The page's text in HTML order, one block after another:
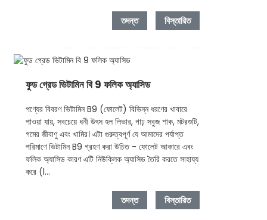
তদন্ত বিস্তারিত
ফুড গ্রেড ভিটামিন বি 9 ফলিক অ্যাসিড
পণ্যের বিবরণ ভিটামিন B9 (ফোলেট) বিভিন্ন ধরণের খাবারে
পাওয়া যায়, সবচেয়ে ধনী উৎস হল লিভার, গাঢ় সবুজ শাক, মটরশুটি,
গমের জীবাণু এবং খামির। এটা গুরুত্বপূর্ণ যে আমাদের পর্যাপ্ত
পরিমাণে ভিটামিন B9 গ্রহণ করা উচিত - ফোলেট আকারে এবং
ফলিক অ্যাসিড কারণ এটি নিউক্লিক অ্যাসিড তৈরি করতে সাহায্য
করে (l...
তদন্ত বিস্তারিত